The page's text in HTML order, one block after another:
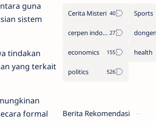
guna
sistem
tindakan
yang terkait
formal
Cerita Misteri Sports
cerpen indonesia
economics health
politics
Berita Rekomendasi